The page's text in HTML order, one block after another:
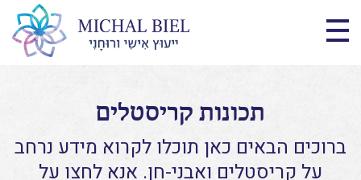
תכונות קריסטלים
ברוכים הבאים כאן תוכלו לקרוא מידע נרחב
על קריסטלים ואבני-חן. אנא לחצו על